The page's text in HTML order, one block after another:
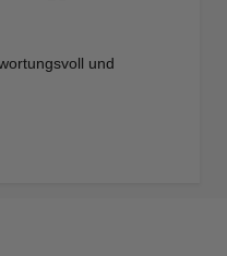
und